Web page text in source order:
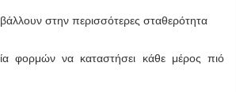
στην περισσότερες σταθερότητα
φορμών να καταστήσει κάθε μέρος πιό